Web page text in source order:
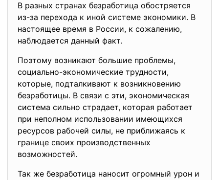
В разных странах безработица обостряется
из-за перехода к иной системе экономики. В
настоящее время в России, к сожалению,
наблюдается данный факт.
Поэтому возникают большие проблемы,
социально-экономические трудности,
которые, подталкивают к возникновению
безработицы. В связи с эти, экономическая
система сильно страдает, которая работает
при неполном использовании имеющихся
ресурсов рабочей силы, не приближаясь к
границе своих производственных
возможностей.
Так же безработица наносит огромный урон и